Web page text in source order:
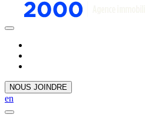
NOUS JOINDRE
en